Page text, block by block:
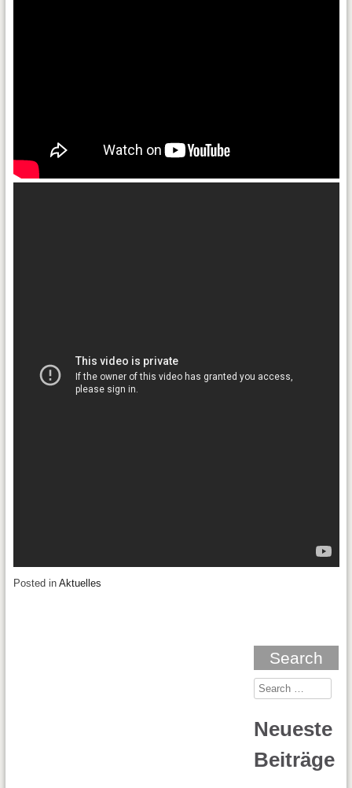
Posted in Aktuelles
Search
Neueste
Beiträge